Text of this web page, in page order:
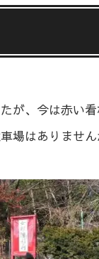
が、今は赤い
場はありませ